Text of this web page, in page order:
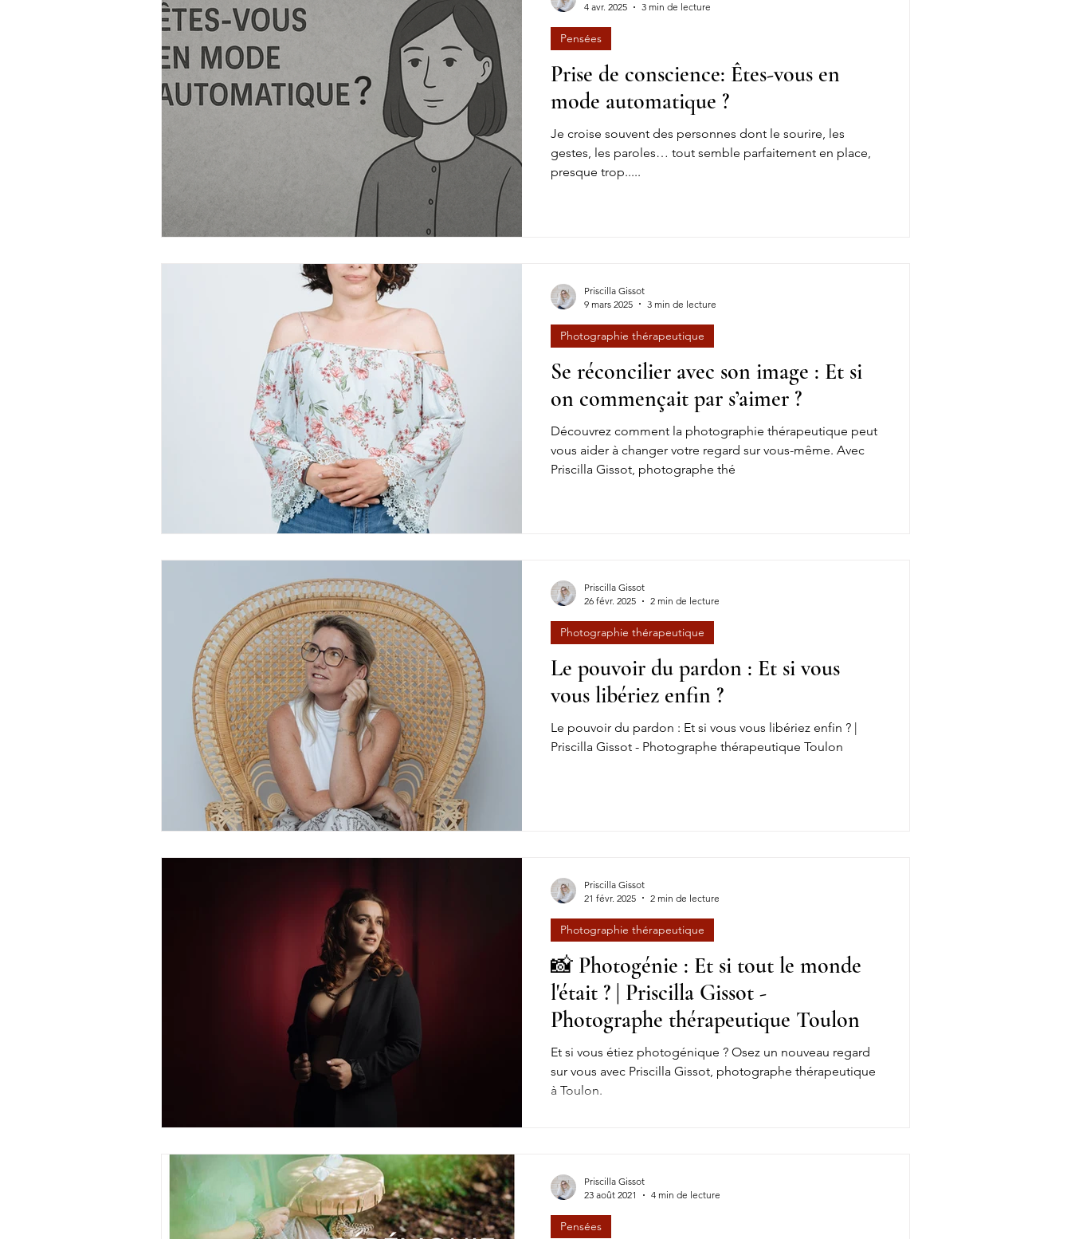
Prise de conscience: Êtes-vous en
mode automatique ?
Je croise souvent des personnes dont le sourire, les
gestes, les paroles… tout semble parfaitement en place,
presque trop.....
Pensées
4 avr. 2025
3 min de lecture
Se réconcilier avec son image : Et si
on commençait par s’aimer ?
Découvrez comment la photographie thérapeutique peut
vous aider à changer votre regard sur vous-même. Avec
Priscilla Gissot, photographe thé
Photographie thérapeutique
Priscilla Gissot
9 mars 2025
3 min de lecture
Le pouvoir du pardon : Et si vous
vous libériez enfin ?
Le pouvoir du pardon : Et si vous vous libériez enfin ? |
Priscilla Gissot - Photographe thérapeutique Toulon
Photographie thérapeutique
Priscilla Gissot
26 févr. 2025
2 min de lecture
📸 Photogénie : Et si tout le monde
l'était ? | Priscilla Gissot -
Photographe thérapeutique Toulon
Et si vous étiez photogénique ? Osez un nouveau regard
sur vous avec Priscilla Gissot, photographe thérapeutique
à Toulon.
Photographie thérapeutique
Priscilla Gissot
21 févr. 2025
2 min de lecture
Pensées
Priscilla Gissot
23 août 2021
4 min de lecture